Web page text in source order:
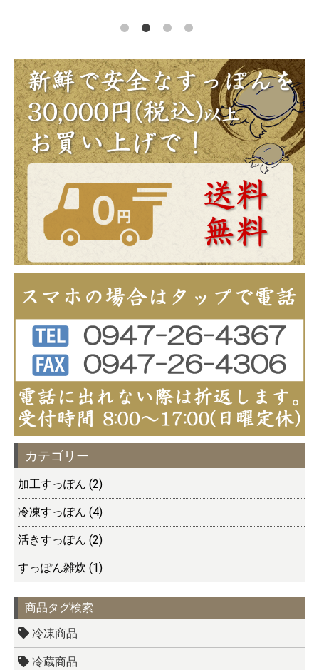
カテゴリー
加工すっぽん (2)
冷凍すっぽん (4)
活きすっぽん (2)
すっぽん雑炊 (1)
商品タグ検索
冷凍商品
冷蔵商品